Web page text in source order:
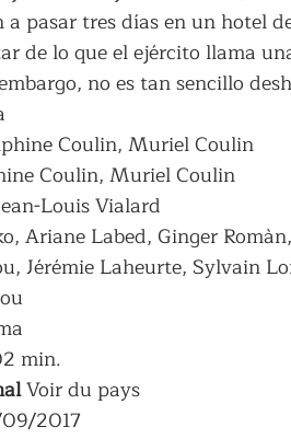
a pasar tres días en un hotel
de lo que el ejército llama
no es tan sencillo
Coulin, Muriel Coulin
Coulin, Muriel Coulin
Louis Vialard
Ariane Labed, Ginger
Jérémie Laheurte, Sylvain
min.
Voir du pays
2017